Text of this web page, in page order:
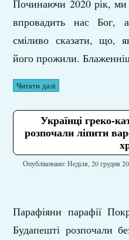
Починаючи 2020 рік, ми
впровадить нас Бог,
сміливо сказати, що,
його прожили.
Читати далі
Українці греко-
розпочали ліпити
Опубліковано: Неділя, 20 грудня
Парафіяни парафії
Будапешті розпочали